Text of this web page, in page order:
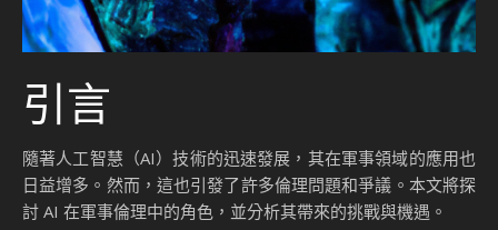
引言
隨著人工智慧（AI）技術的迅速發展，其在軍事領域的應用也
日益增多。然而，這也引發了許多倫理問題和爭議。本文將探
討 AI 在軍事倫理中的角色，並分析其帶來的挑戰與機遇。